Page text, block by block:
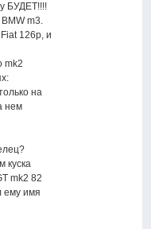
БУДЕТ!!!!
m3.
126p, и
mk2
на
нем
куска
mk2 82
ему имя